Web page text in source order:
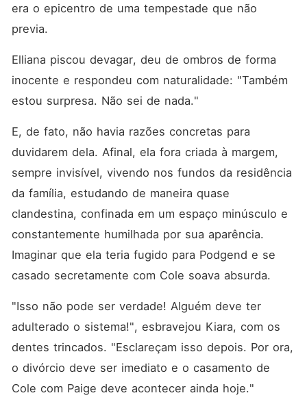
era o epicentro de uma tempestade que não
previa.
Elliana piscou devagar, deu de ombros de forma
inocente e respondeu com naturalidade: "Também
estou surpresa. Não sei de nada."
E, de fato, não havia razões concretas para
duvidarem dela. Afinal, ela fora criada à margem,
sempre invisível, vivendo nos fundos da residência
da família, estudando de maneira quase
clandestina, confinada em um espaço minúsculo e
constantemente humilhada por sua aparência.
Imaginar que ela teria fugido para Podgend e se
casado secretamente com Cole soava absurda.
"Isso não pode ser verdade! Alguém deve ter
adulterado o sistema!", esbravejou Kiara, com os
dentes trincados. "Esclareçam isso depois. Por ora,
o divórcio deve ser imediato e o casamento de
Cole com Paige deve acontecer ainda hoje."